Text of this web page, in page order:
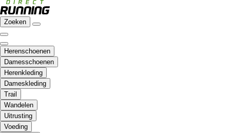
Zoeken
Herenschoenen
Damesschoenen
Herenkleding
Dameskleding
Trail
Wandelen
Uitrusting
Voeding